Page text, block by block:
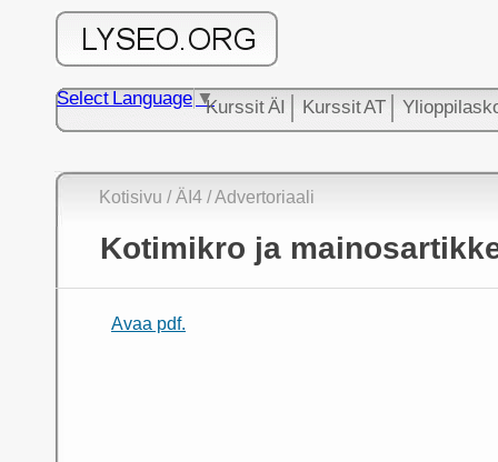
Kurssit ÄI Kurssit AT
Select Language ▼
Kotisivu /ÄI4 /Advertoriaali
Kotimikro ja
Avaa pdf.